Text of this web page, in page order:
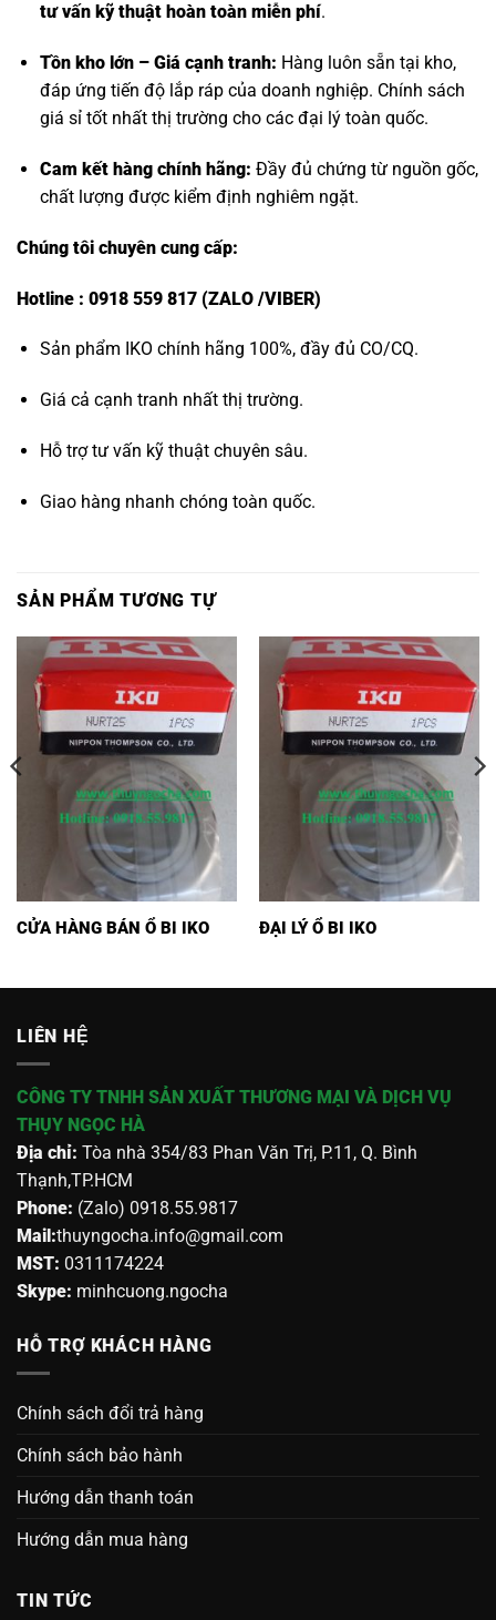
tư vấn kỹ thuật hoàn toàn miễn phí.
Tồn kho lớn – Giá cạnh tranh: Hàng luôn sẵn tại kho,
đáp ứng tiến độ lắp ráp của doanh nghiệp. Chính sách
giá sỉ tốt nhất thị trường cho các đại lý toàn quốc.
Cam kết hàng chính hãng: Đầy đủ chứng từ nguồn gốc,
chất lượng được kiểm định nghiêm ngặt.
Chúng tôi chuyên cung cấp:
Hotline : 0918 559 817 (ZALO /VIBER)
Sản phẩm IKO chính hãng 100%, đầy đủ CO/CQ.
Giá cả cạnh tranh nhất thị trường.
Hỗ trợ tư vấn kỹ thuật chuyên sâu.
Giao hàng nhanh chóng toàn quốc.
SẢN PHẨM TƯƠNG TỰ
CỬA HÀNG BÁN Ổ BI IKO ĐẠI LÝ Ổ BI IKO
LIÊN HỆ
CÔNG TY TNHH SẢN XUẤT THƯƠNG MẠI VÀ DỊCH VỤ
THỤY NGỌC HÀ
Địa chỉ: Tòa nhà 354/83 Phan Văn Trị, P.11, Q. Bình
Thạnh,TP.HCM
Phone: (Zalo) 0918.55.9817
Mail:thuyngocha.info@gmail.com
MST: 0311174224
Skype: minhcuong.ngocha
HỖ TRỢ KHÁCH HÀNG
Chính sách đổi trả hàng
Chính sách bảo hành
Hướng dẫn thanh toán
Hướng dẫn mua hàng
TIN TỨC